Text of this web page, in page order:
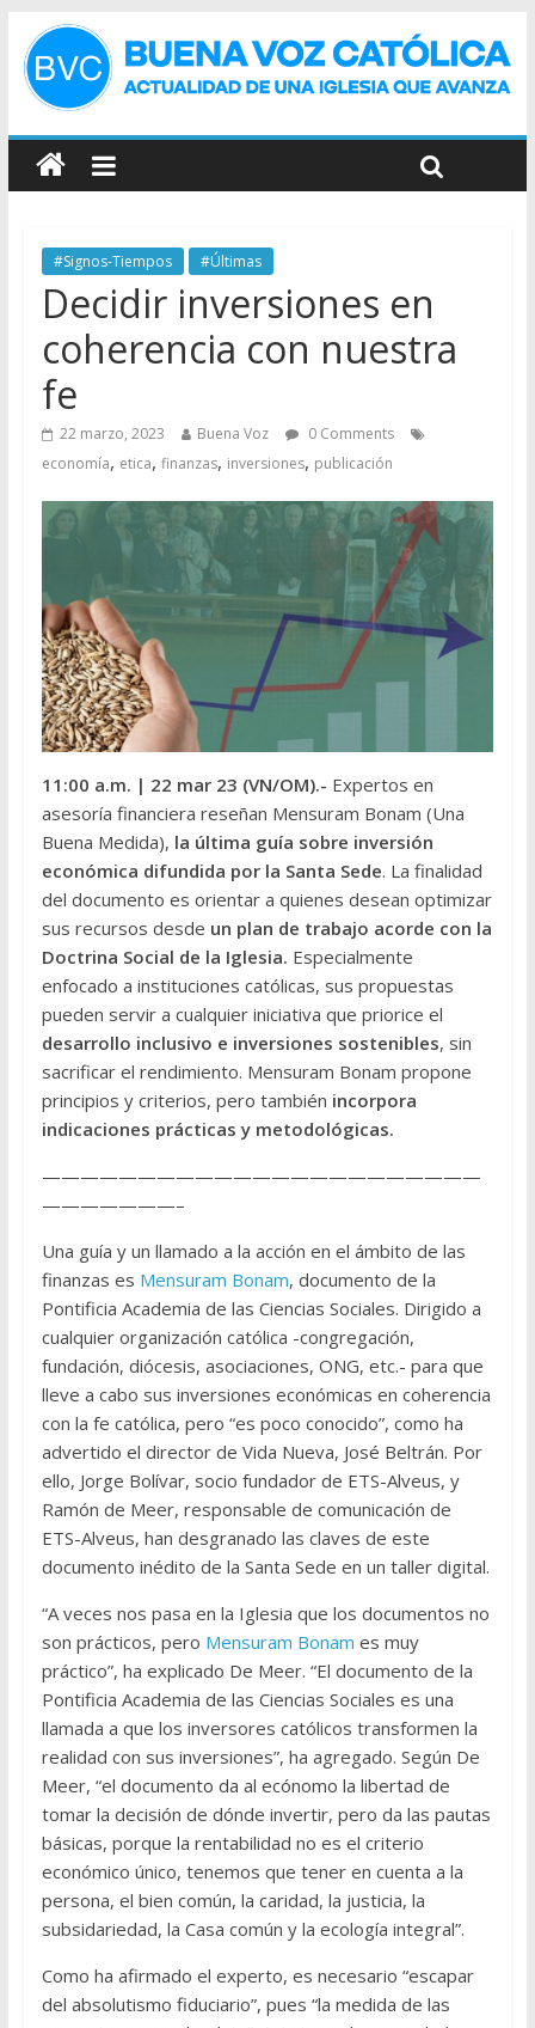
#Signos-Tiempos #Últimas
Decidir inversiones en
coherencia con nuestra
fe
22 marzo, 2023 Buena Voz
0 Comments
economía, etica, finanzas, inversiones, publicación
11:00 a.m. | 22 mar 23 (VN/OM).- Expertos en
asesoría financiera reseñan Mensuram Bonam (Una
Buena Medida), la última guía sobre inversión
económica difundida por la Santa Sede. La finalidad
del documento es orientar a quienes desean optimizar
sus recursos desde un plan de trabajo acorde con la
Doctrina Social de la Iglesia. Especialmente
enfocado a instituciones católicas, sus propuestas
pueden servir a cualquier iniciativa que priorice el
desarrollo inclusivo e inversiones sostenibles, sin
sacrificar el rendimiento. Mensuram Bonam propone
principios y criterios, pero también incorpora
indicaciones prácticas y metodológicas.
———————————————————————
———————–
Una guía y un llamado a la acción en el ámbito de las
finanzas es Mensuram Bonam, documento de la
Pontificia Academia de las Ciencias Sociales. Dirigido a
cualquier organización católica -congregación,
fundación, diócesis, asociaciones, ONG, etc.- para que
lleve a cabo sus inversiones económicas en coherencia
con la fe católica, pero “es poco conocido”, como ha
advertido el director de Vida Nueva, José Beltrán. Por
ello, Jorge Bolívar, socio fundador de ETS-Alveus, y
Ramón de Meer, responsable de comunicación de
ETS-Alveus, han desgranado las claves de este
documento inédito de la Santa Sede en un taller digital.
“A veces nos pasa en la Iglesia que los documentos no
son prácticos, pero Mensuram Bonam es muy
práctico”, ha explicado De Meer. “El documento de la
Pontificia Academia de las Ciencias Sociales es una
llamada a que los inversores católicos transformen la
realidad con sus inversiones”, ha agregado. Según De
Meer, “el documento da al ecónomo la libertad de
tomar la decisión de dónde invertir, pero da las pautas
básicas, porque la rentabilidad no es el criterio
económico único, tenemos que tener en cuenta a la
persona, el bien común, la caridad, la justicia, la
subsidariedad, la Casa común y la ecología integral”.
Como ha afirmado el experto, es necesario “escapar
del absolutismo fiduciario”, pues “la medida de las